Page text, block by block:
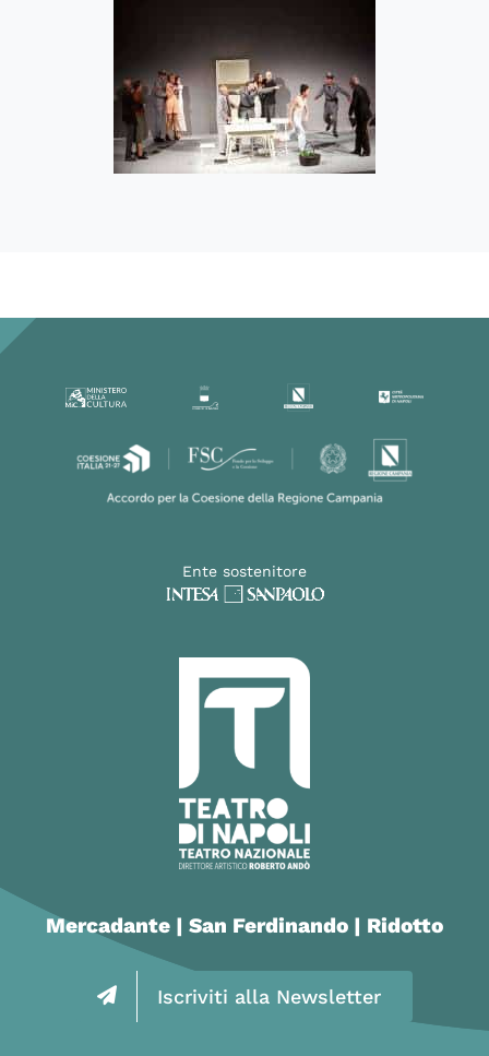
Ente sostenitore
Mercadante | San Ferdinando | Ridotto
Iscriviti alla Newsletter